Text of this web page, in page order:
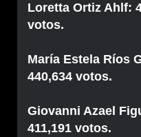
Loretta Ortiz Ahlf:
votos.
María Estela Ríos
440,634 votos.
Giovanni Azael
411,191 votos.